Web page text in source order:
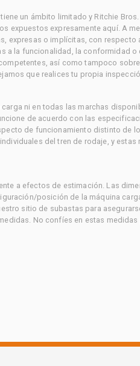
un ámbito limitado y Ritchie
expuestos expresamente aquí. A
expresas o implícitas, con respecto
a la funcionalidad, la conformidad
así como tampoco
que realices tu propia
ni en todas las marchas
de acuerdo con las
de funcionamiento distinto de
del tren de rodaje, y
a efectos de estimación. Las
posición de la máquina
sitio de subastas para
No confíes en estas